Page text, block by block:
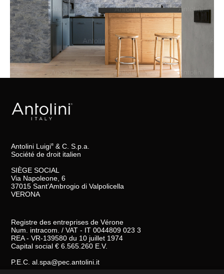
Antolini Luigi® & C. S.p.a.
Société de droit italien
SIÈGE SOCIAL
Via Napoleone, 6
37015 Sant’Ambrogio di Valpolicella
VERONA
Registre des entreprises de Vérone
Num. intracom. / VAT - IT 0044809 023 3
REA - VR-139580 du 10 juillet 1974
Capital social € 6.565.260 E.V.
P.E.C.al.spa@pec.antolini.it